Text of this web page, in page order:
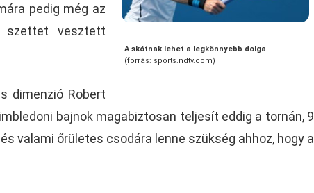
A skótnak lehet a legkönnyebb dolga
(forrás: sports.ndtv.com)
pedig még az
szettet vesztett
dimenzió Robert
bajnok magabiztosan teljesít eddig a tornán, 9
valami őrületes csodára lenne szükség ahhoz, hogy a